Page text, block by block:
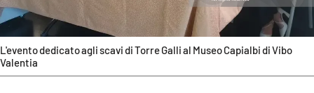
Streaming
LAC TV
LAC NETWORK
L'evento dedicato agli scavi di Torre Galli al Museo Capialbi di Vibo
Valentia